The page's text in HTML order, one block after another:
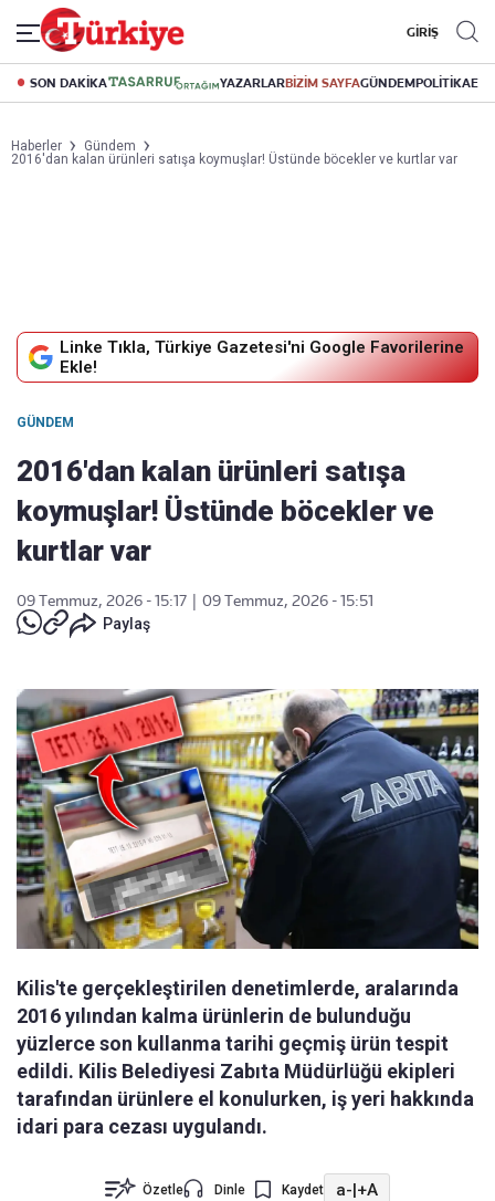
GİRİŞ
SON DAKİKA YAZARLARBİZİM SAYFAGÜNDEMPOLİTİKA
Haberler
Gündem
2016'dan kalan ürünleri satışa koymuşlar! Üstünde böcekler ve kurtlar var
Linke Tıkla, Türkiye Gazetesi'ni Google Favorilerine
Ekle!
GÜNDEM
2016'dan kalan ürünleri satışa
koymuşlar! Üstünde böcekler ve
kurtlar var
09 Temmuz, 2026 - 15:17
09 Temmuz, 2026 - 15:51
Paylaş
Kilis'te gerçekleştirilen denetimlerde, aralarında
2016 yılından kalma ürünlerin de bulunduğu
yüzlerce son kullanma tarihi geçmiş ürün tespit
edildi. Kilis Belediyesi Zabıta Müdürlüğü ekipleri
tarafından ürünlere el konulurken, iş yeri hakkında
idari para cezası uygulandı.
Özetle Dinle Kaydet a-|+A